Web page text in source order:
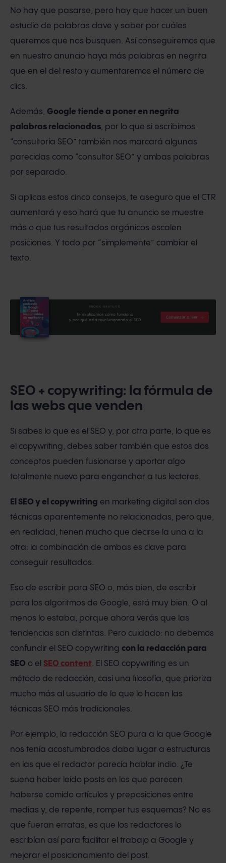
No hay que pasarse, pero hay que hacer un buen
estudio de palabras clave y saber por cuáles
queremos que nos busquen. Así conseguiremos que
en nuestro anuncio haya más palabras en negrita
que en el del resto y aumentaremos el número de
clics.
Además, Google tiende a poner en negrita
palabras relacionadas, por lo que si escribimos
“consultoría SEO” también nos marcará algunas
parecidas como “consultor SEO” y ambas palabras
por separado.
Si aplicas estos cinco consejos, te aseguro que el CTR
aumentará y eso hará que tu anuncio se muestre
más o que tus resultados orgánicos escalen
posiciones. Y todo por “simplemente” cambiar el
texto.
SEO + copywriting: la fórmula de
las webs que venden
Si sabes lo que es el SEO y, por otra parte, lo que es
el copywriting, debes saber también que estos dos
conceptos pueden fusionarse y aportar algo
totalmente nuevo para enganchar a tus lectores.
El SEO y el copywriting en marketing digital son dos
técnicas aparentemente no relacionadas, pero que,
en realidad, tienen mucho que decirse la una a la
otra: la combinación de ambas es clave para
conseguir resultados.
Eso de escribir para SEO o, más bien, de escribir
para los algoritmos de Google, está muy bien. O al
menos lo estaba, porque ahora verás que las
tendencias son distintas. Pero cuidado: no debemos
confundir el SEO copywriting con la redacción para
SEO o el SEO content. El SEO copywriting es un
método de redacción, casi una filosofía, que prioriza
mucho más al usuario de lo que lo hacen las
técnicas SEO más tradicionales.
Por ejemplo, la redacción SEO pura a la que Google
nos tenía acostumbrados daba lugar a estructuras
en las que el redactor parecía hablar indio. ¿Te
suena haber leído posts en los que parecen
haberse comido artículos y preposiciones entre
medias y, de repente, romper tus esquemas? No es
que fueran erratas, es que los redactores lo
escribían así para facilitar el trabajo a Google y
mejorar el posicionamiento del post.